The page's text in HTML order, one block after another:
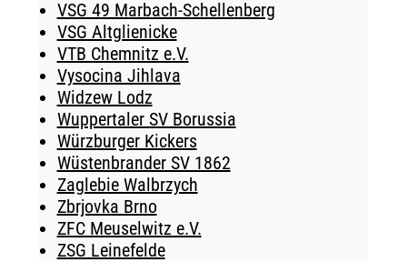
VSG 49 Marbach-Schellenberg
VSG Altglienicke
VTB Chemnitz e.V.
Vysocina Jihlava
Widzew Lodz
Wuppertaler SV Borussia
Würzburger Kickers
Wüstenbrander SV 1862
Zaglebie Walbrzych
Zbrjovka Brno
ZFC Meuselwitz e.V.
ZSG Leinefelde